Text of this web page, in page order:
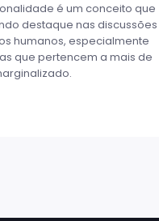
é um conceito que
destaque nas discussões
humanos, especialmente
que pertencem a mais de